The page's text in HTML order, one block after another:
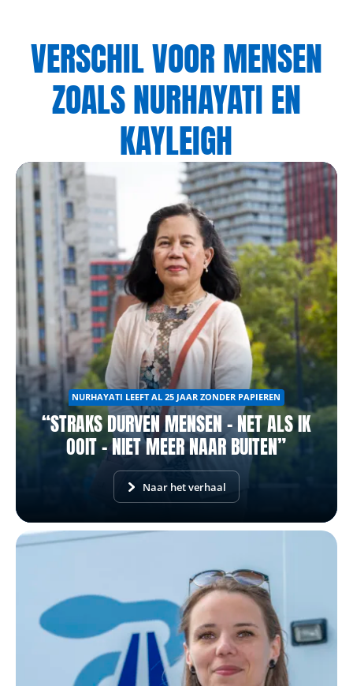
VERSCHIL VOOR MENSEN
ZOALS NURHAYATI EN
KAYLEIGH
NURHAYATI LEEFT AL 25 JAAR ZONDER PAPIEREN
“STRAKS DURVEN MENSEN – NET ALS IK
OOIT – NIET MEER NAAR BUITEN”
Naar het verhaal